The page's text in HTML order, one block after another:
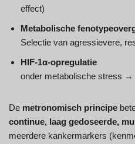
effect)
Metabolische
Selectie van agressievere,
HIF-1α-opregulatie
onder metabolische stress →
De metronomisch principe
continue, laag gedoseerde,
meerdere kankermarkers